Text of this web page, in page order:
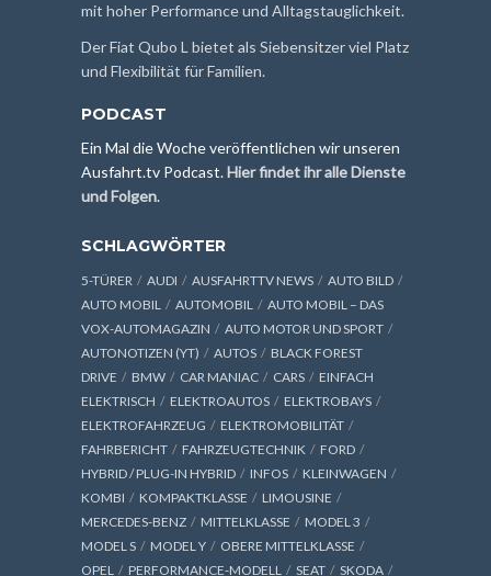
mit hoher Performance und Alltagstauglichkeit.
Der Fiat Qubo L bietet als Siebensitzer viel Platz
und Flexibilität für Familien.
PODCAST
Ein Mal die Woche veröffentlichen wir unseren
Ausfahrt.tv Podcast.Hier findet ihr alle Dienste
und Folgen.
SCHLAGWÖRTER
5-TÜRER AUDI AUSFAHRTTV NEWS
AUTO BILD
AUTO MOBIL
AUTOMOBIL
AUTO MOBIL – DAS
VOX-AUTOMAGAZIN
AUTO MOTOR UND SPORT
AUTONOTIZEN (YT)
AUTOS
BLACK FOREST
DRIVE
BMW CAR MANIAC CARS
EINFACH
ELEKTRISCH
ELEKTROAUTOS
ELEKTROBAYS
ELEKTROFAHRZEUG
ELEKTROMOBILITÄT
FAHRBERICHT
FAHRZEUGTECHNIK
FORD
HYBRID / PLUG-IN HYBRID
INFOS
KLEINWAGEN
KOMBI
KOMPAKTKLASSE
LIMOUSINE
MERCEDES-BENZ
MITTELKLASSE
MODEL 3
MODEL S
MODEL Y
OBERE MITTELKLASSE
OPEL
PERFORMANCE-MODELL SEAT SKODA